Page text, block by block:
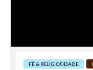
FÉ & RELIGIOSIDADE